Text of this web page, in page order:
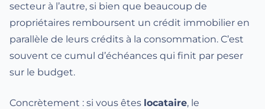
secteur à l’autre, si bien que beaucoup de
propriétaires remboursent un crédit immobilier en
parallèle de leurs crédits à la consommation. C’est
souvent ce cumul d’échéances qui finit par peser
sur le budget.
Concrètement : si vous êtes locataire, le